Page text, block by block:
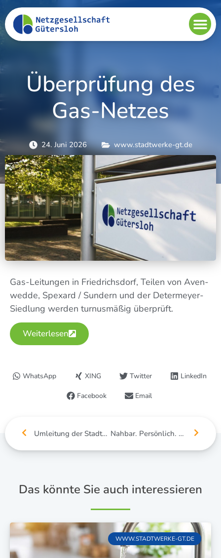
Überprüfung des
Gas-Netzes
24. Juni 2026 www.stadtwerke-gt.de
Gas-Lei­tun­gen in Fried­richs­dorf, Tei­len von Aven­
wed­de, Spex­ard / Sun­dern und der Deter­mey­er-
Sied­lung wer­den tur­nus­mä­ßig überprüft.
Wei­ter­le­sen
WhatsApp XING Twitter LinkedIn
Facebook Email
Umleitung der Stadtbus-Linie 211 wegen Arbeiten an der Trinkwasserleitung Nahbar. Persönlich. Von hier.
Das könnte Sie auch interessieren
WWW.STADTWERKE-GT.DE